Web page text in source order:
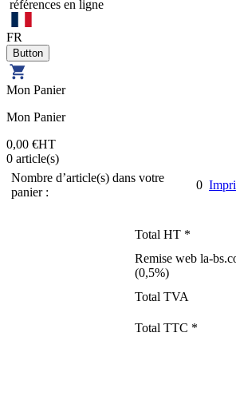
références en ligne
FR
Mon Panier
Mon Panier
0,00 €HT
0 article(s)
Nombre d’article(s) dans votre
panier :
0
Total HT *
Remise web la-
(0,5%)
Total TVA
Total TTC *